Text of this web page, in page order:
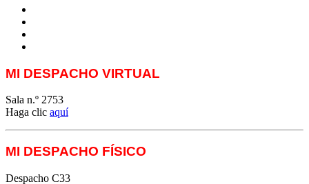
MI DESPACHO VIRTUAL
Sala n.º 2753
Haga clic aquí
MI DESPACHO FÍSICO
Despacho C33